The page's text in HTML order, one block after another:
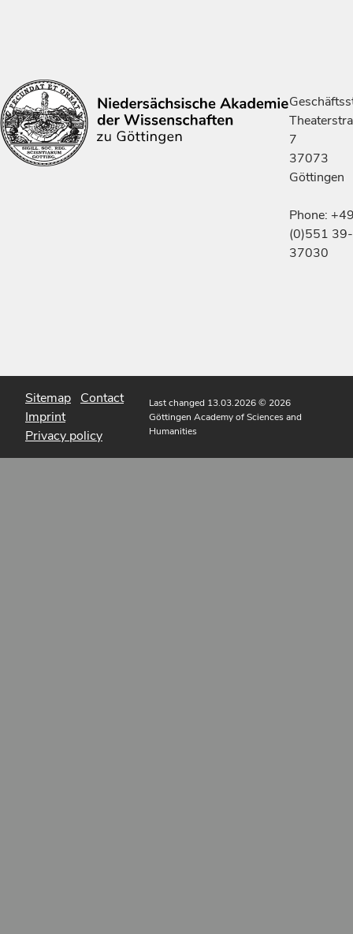
7
37073
Göttingen
Phone:
(0)551 39-
37030
Sitemap Contact
Imprint
Privacy policy
Last changed 13.03.2026© 2026
Göttingen Academy of Sciences and
Humanities